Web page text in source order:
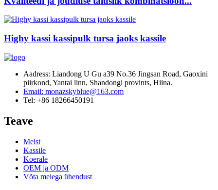
Highy kassi kassipulk tursa jaoks kassile
Aadress: Liandong U Gu a39 No.36 Jingsan Road, Gaoxini
piirkond, Yantai linn, Shandongi provints, Hiina.
Email: monazskyblue@163.com
Tel: +86 18266450191
Teave
Meist
Kassile
Koerale
OEM ja ODM
Võta meiega ühendust